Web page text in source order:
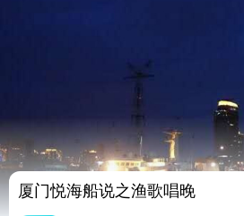
厦门悦海船说之渔歌唱晚